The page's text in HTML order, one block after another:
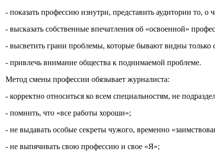
- показать профессию изнутри, представить аудитории то, о
- высказать собственные впечатления об «освоенной»
- высветить грани проблемы, которые бывают видны только
- привлечь внимание общества к поднимаемой проблеме.
Метод смены профессии обязывает журналиста:
- корректно относиться ко всем специальностям, не
- помнить, что «все работы хороши»;
- не выдавать особые секреты чужого, временно
- не выпячивать свою профессию и свое «Я»;